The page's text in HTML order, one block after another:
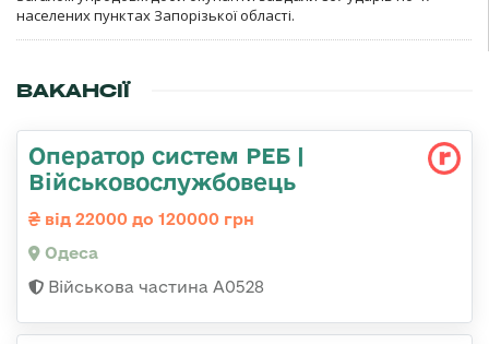
населених пунктах Запорізької області.
ВАКАНСІЇ
Оператор систем РЕБ |
Військовослужбовець
від 22000 до 120000 грн
Одеса
Військова частина А0528